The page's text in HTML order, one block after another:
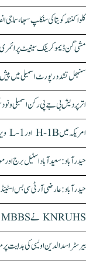
کلواکنٹلہ کویتا کی سنکلپ سبھا،
مشی گن ڈیموکریٹک سینیٹ پرائمری
سنبھل تشدد رپورٹ اسمبلی میں
اتر پردیش بی جے پی رکن اسمبلی
امریکہ میں H-1B اور L-1 ویزا ہولڈرز کے لیے بڑی راحت، اب ملک چھوڑے بغیر ویزا تجدید ممکن
حیدرآباد: سعیدآباد اسٹیل برج اور
حیدرآباد: عارضی آر ٹی سی بس
KNRUHS نے MBBS اور BDS داخلوں کا نوٹیفکیشن جاری کر دیا
بیرسٹر اسدالدین اویسی کی ہدایت